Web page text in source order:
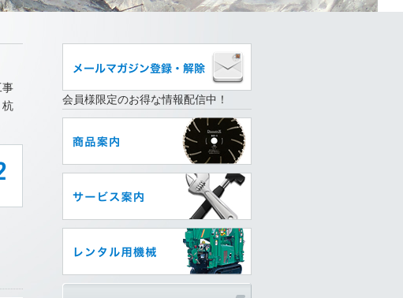
事
杭
会員様限定のお得な情報配信中！